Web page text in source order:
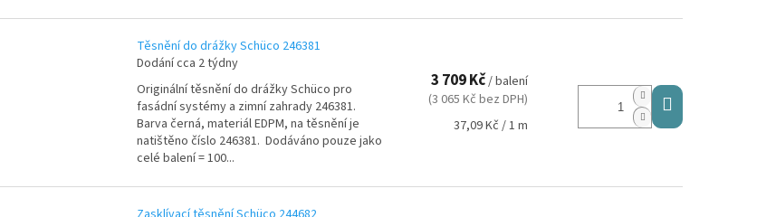
Těsnění do drážky Schüco 246381
Dodání cca 2 týdny
Originální těsnění do drážky Schüco pro
fasádní systémy a zimní zahrady 246381.
Barva černá, materiál EDPM, na těsnění je
natištěno číslo 246381. Dodáváno pouze jako
celé balení = 100...
3 709 Kč/ balení
(3 065 Kč bez DPH)
Měrná
37,09 Kč / 1 m